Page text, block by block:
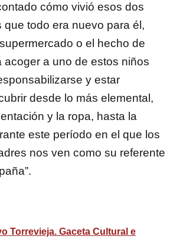
cómo vivió esos dos
que todo era nuevo para él,
o el hecho de
acoger a uno de estos niños
y estar
desde lo más elemental,
y la ropa, hasta la
este período en el que los
nos ven como su referente
Torrevieja. Gaceta Cultural e